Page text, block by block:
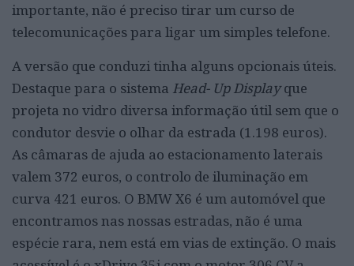
importante, não é preciso tirar um curso de
telecomunicações para ligar um simples telefone.
A versão que conduzi tinha alguns opcionais úteis.
Destaque para o sistema Head- Up Displayque
projeta no vidro diversa informação útil sem que o
condutor desvie o olhar da estrada (1.198 euros).
As câmaras de ajuda ao estacionamento laterais
valem 372 euros, o controlo de iluminação em
curva 421 euros. O BMW X6 é um automóvel que
encontramos nas nossas estradas, não é uma
espécie rara, nem está em vias de extinção. O mais